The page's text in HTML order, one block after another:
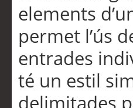
elements
permet l’ús
entrades
té un estil
delimitades